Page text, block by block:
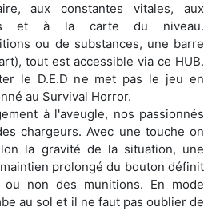
aux constantes vitales, aux
et à la carte du niveau.
ou de substances, une barre
tout est accessible via ce HUB.
le D.E.D ne met pas le jeu en
au Survival Horror.
à l'aveugle, nos passionnés
chargeurs. Avec une touche on
la gravité de la situation, une
prolongé du bouton définit
ou non des munitions. En mode
au sol et il ne faut pas oublier de